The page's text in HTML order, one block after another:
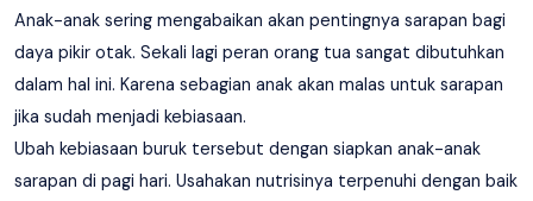
Anak-anak sering mengabaikan akan pentingnya sarapan bagi
daya pikir otak. Sekali lagi peran orang tua sangat dibutuhkan
dalam hal ini. Karena sebagian anak akan malas untuk sarapan
jika sudah menjadi kebiasaan.
Ubah kebiasaan buruk tersebut dengan siapkan anak-anak
sarapan di pagi hari. Usahakan nutrisinya terpenuhi dengan baik